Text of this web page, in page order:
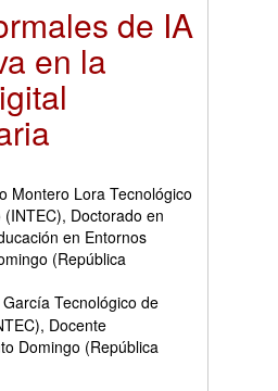
de IA
en la
Montero Lora Tecnológico
Doctorado en
en Entornos
(República
Tecnológico de
Docente
Domingo (República